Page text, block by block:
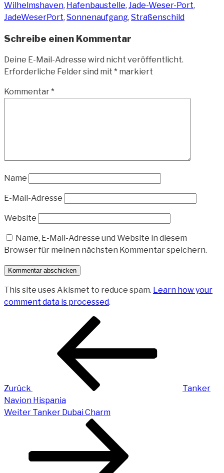
Wilhelmshaven, Hafenbaustelle, Jade-Weser-Port,
JadeWeserPort, Sonnenaufgang, Straßenschild
Schreibe einen Kommentar
Deine E-Mail-Adresse wird nicht veröffentlicht.
Erforderliche Felder sind mit * markiert
Kommentar*
Name
E-Mail-Adresse
Website
Name, E-Mail-Adresse und Website in diesem
Browser für meinen nächsten Kommentar speichern.
This site uses Akismet to reduce spam. Learn how your
comment data is processed.
Beitragsnavigation
Zurück
Tanker
Navion Hispania
Nächster
Weiter Tanker Dubai Charm